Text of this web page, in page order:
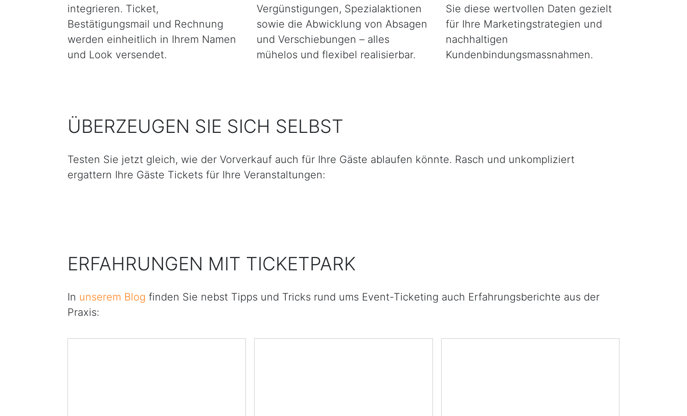
integrieren. Ticket,
Bestätigungsmail und Rechnung
werden einheitlich in Ihrem Namen
und Look versendet.
Vergünstigungen, Spezialaktionen
sowie die Abwicklung von Absagen
und Verschiebungen – alles
mühelos und flexibel realisierbar.
Sie diese wertvollen Daten gezielt
für Ihre Marketingstrategien und
nachhaltigen
Kundenbindungsmassnahmen.
ÜBERZEUGEN SIE SICH SELBST
Testen Sie jetzt gleich, wie der Vorverkauf auch für Ihre Gäste ablaufen könnte. Rasch und unkompliziert
ergattern Ihre Gäste Tickets für Ihre Veranstaltungen:
ERFAHRUNGEN MIT TICKETPARK
In unserem Blog finden Sie nebst Tipps und Tricks rund ums Event-Ticketing auch Erfahrungsberichte aus der
Praxis: